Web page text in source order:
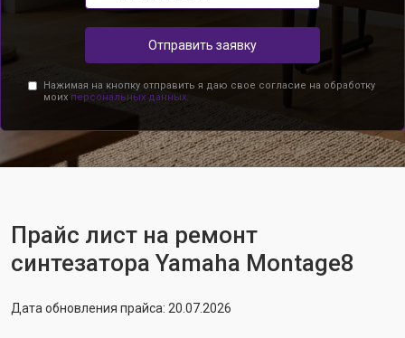
Отправить заявку
Нажимая на кнопку отправить я даю свое согласие на обработку
моих персональных данных.
Прайс лист на ремонт
синтезатора Yamaha Montage8
Дата обновления прайса: 20.07.2026